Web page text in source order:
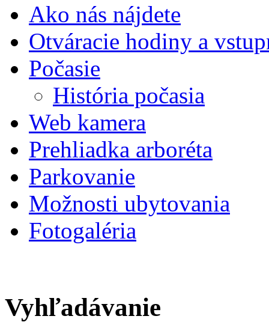
Ako nás nájdete
Otváracie hodiny a
Počasie
História počasia
Web kamera
Prehliadka arboréta
Parkovanie
Možnosti ubytovania
Fotogaléria
Vyhľadávanie